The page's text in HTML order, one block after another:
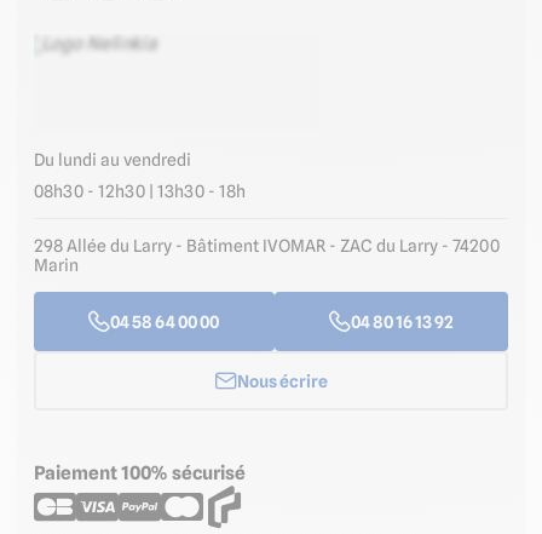
Du lundi au vendredi
08h30 - 12h30 | 13h30 - 18h
298 Allée du Larry - Bâtiment IVOMAR - ZAC du Larry - 74200
Marin
04 58 64 00 00 04 80 16 13 92
Nous écrire
Paiement 100% sécurisé